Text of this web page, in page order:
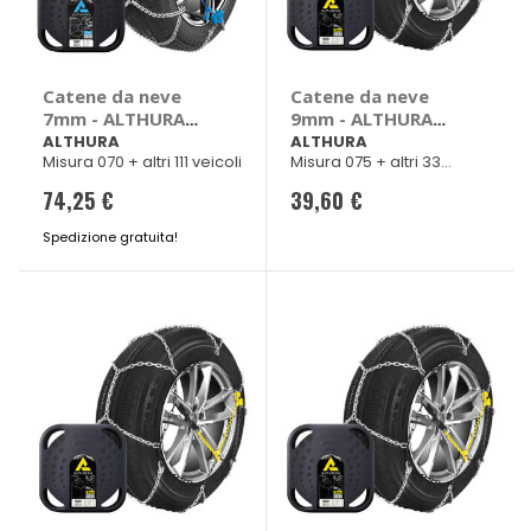
Catene da neve
7mm - ALTHURA
Alfa Romeo 147,
156, GT, Audi A1,
3, Z3, Z3 Roadster,
Chevrolet Nubira
ALTHURA
Misura 070 + altri 111 veicoli
74,25 €
Spedizione gratuita!
Catene da neve
9mm - ALTHURA
Bmw Serie 1, Serie
3, Fiat Qubo, Honda
(2001), Insight,
Cerato
ALTHURA
Misura 075 + altri 33
39,60 €